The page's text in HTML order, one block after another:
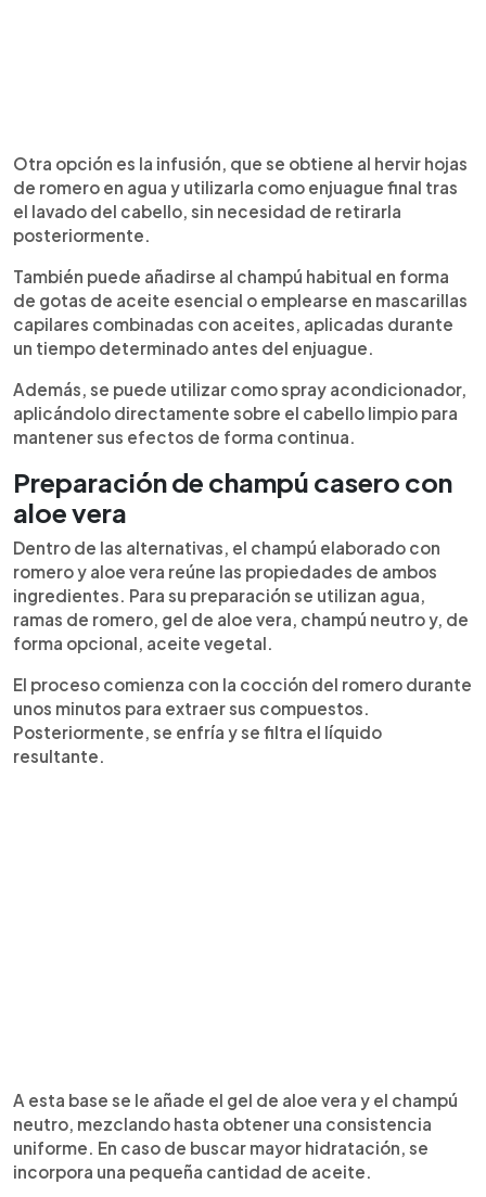
Otra opción es la infusión, que se obtiene al hervir hojas
de romero en agua y utilizarla como enjuague final tras
el lavado del cabello, sin necesidad de retirarla
posteriormente.
También puede añadirse al champú habitual en forma
de gotas de aceite esencial o emplearse en mascarillas
capilares combinadas con aceites, aplicadas durante
un tiempo determinado antes del enjuague.
Además, se puede utilizar como spray acondicionador,
aplicándolo directamente sobre el cabello limpio para
mantener sus efectos de forma continua.
Preparación de champú casero con
aloe vera
Dentro de las alternativas, el champú elaborado con
romero y aloe vera reúne las propiedades de ambos
ingredientes. Para su preparación se utilizan agua,
ramas de romero, gel de aloe vera, champú neutro y, de
forma opcional, aceite vegetal.
El proceso comienza con la cocción del romero durante
unos minutos para extraer sus compuestos.
Posteriormente, se enfría y se filtra el líquido
resultante.
A esta base se le añade el gel de aloe vera y el champú
neutro, mezclando hasta obtener una consistencia
uniforme. En caso de buscar mayor hidratación, se
incorpora una pequeña cantidad de aceite.